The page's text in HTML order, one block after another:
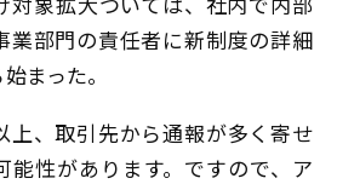
業部門の責任者に新制度の詳細
まった。
上、取引先から通報が多く寄せ
能性があります。ですので、ア